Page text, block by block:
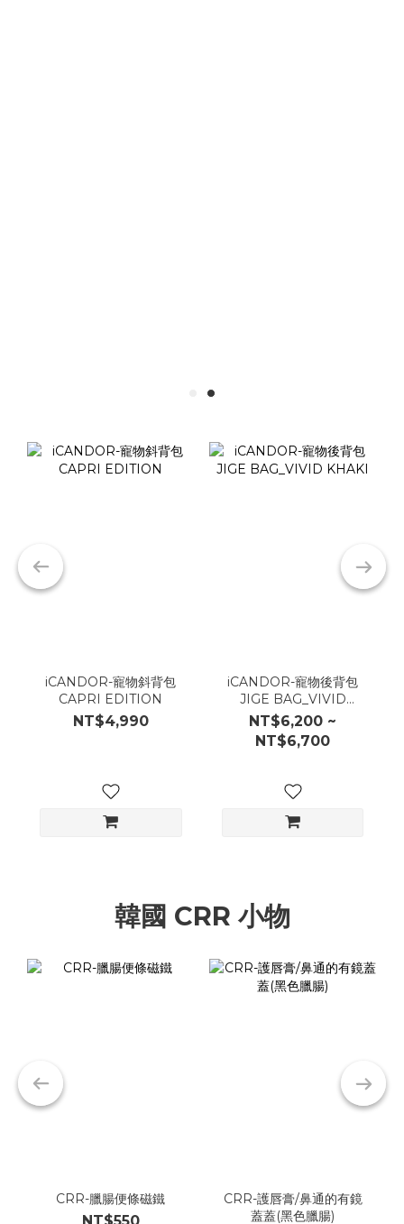
iCANDOR-寵物斜背包
CAPRI EDITION
NT$4,990
iCANDOR-寵物後背包
JIGE BAG_VIVID
KHAKI
NT$6,200 ~
NT$6,700
韓國 CRR 小物
CRR-臘腸便條磁鐵
CRR-護唇膏/鼻通的有鏡
蓋蓋(黑色臘腸)